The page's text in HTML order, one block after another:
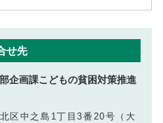
せ先
企画課こどもの貧困対策推進
区中之島1丁目3番20号（大